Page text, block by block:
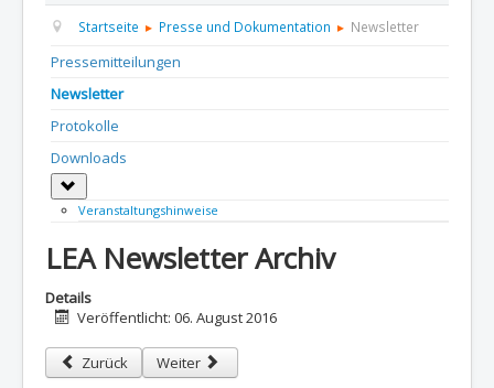
Startseite Über uns Aktuelles Termine
Kontakt
Startseite Presse und Dokumentation Newsletter
Pressemitteilungen
Newsletter
Protokolle
Downloads
Veranstaltungshinweise
LEA Newsletter Archiv
Details
Veröffentlicht: 06. August 2016
Vorheriger Beitrag: Veranstaltungshinweise
Zurück Nächster Beitrag: Presse und Dokumentation
Weiter